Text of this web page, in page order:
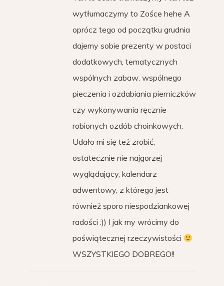
wytłumaczymy to Zośce hehe A
oprócz tego od początku grudnia
dajemy sobie prezenty w postaci
dodatkowych, tematycznych
wspólnych zabaw: wspólnego
pieczenia i ozdabiania pierniczków
czy wykonywania ręcznie
robionych ozdób choinkowych.
Udało mi się też zrobić,
ostatecznie nie najgorzej
wyglądający, kalendarz
adwentowy, z którego jest
również sporo niespodziankowej
radości :)) I jak my wrócimy do
poświątecznej rzeczywistości
WSZYSTKIEGO DOBREGO!!